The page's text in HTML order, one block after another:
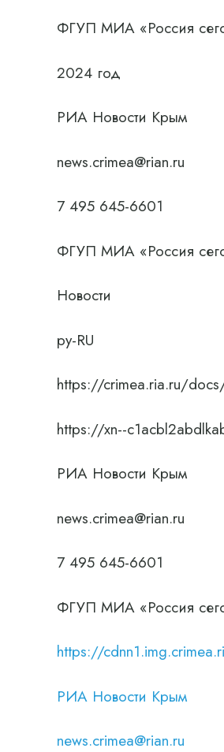
ФГУП МИА «Россия
2024 год
РИА Новости Крым
news.crimea@rian.ru
7 495 645-6601
ФГУП МИА «Россия
Новости
ру-RU
https://crimea.ria.ru/
https://xn--
РИА Новости Крым
news.crimea@rian.ru
7 495 645-6601
ФГУП МИА «Россия
https://
РИА Новости Крым
news.crimea@rian.ru